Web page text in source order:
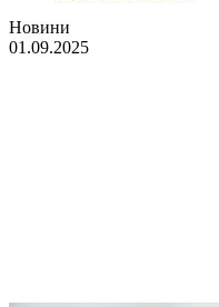
Новини
01.09.2025